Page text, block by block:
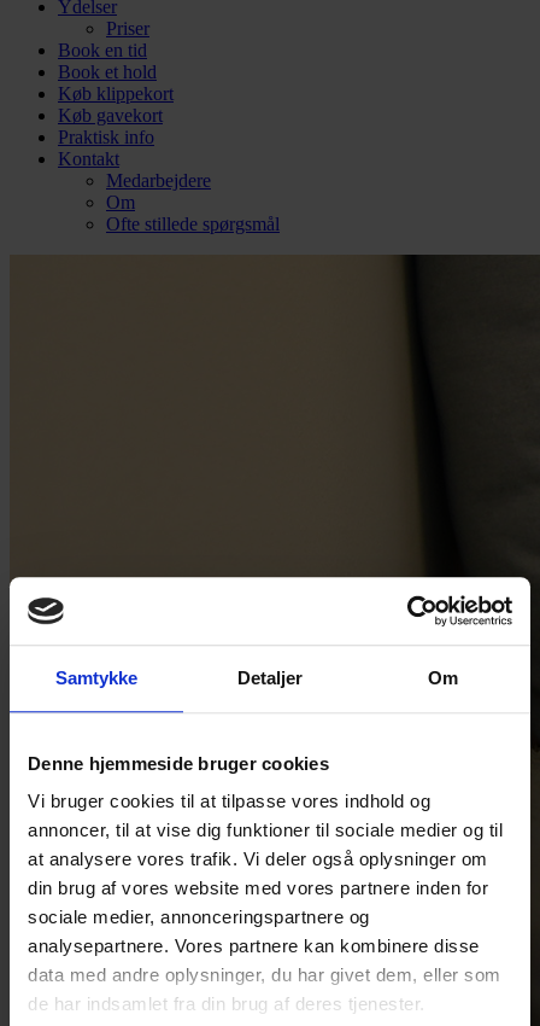
Samtykke Detaljer Om
Denne hjemmeside bruger cookies
Vi bruger cookies til at tilpasse vores indhold og
annoncer, til at vise dig funktioner til sociale medier og til
at analysere vores trafik. Vi deler også oplysninger om
din brug af vores website med vores partnere inden for
sociale medier, annonceringspartnere og
analysepartnere. Vores partnere kan kombinere disse
data med andre oplysninger, du har givet dem, eller som
de har indsamlet fra din brug af deres tjenester.
Ydelser
Priser
Book en tid
Book et hold
Køb klippekort
Køb gavekort
Praktisk info
Kontakt
Medarbejdere
Om
Ofte stillede spørgsmål